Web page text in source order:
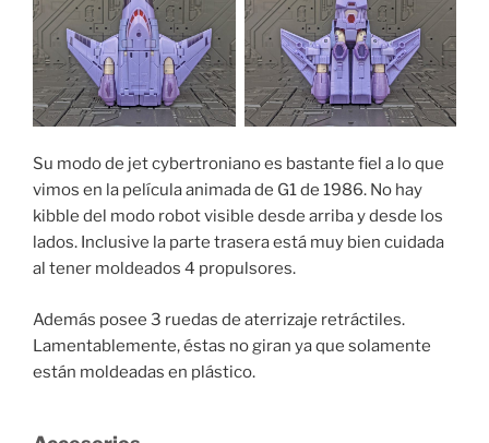
Su modo de jet cybertroniano es bastante fiel a lo que
vimos en la película animada de G1 de 1986. No hay
kibble del modo robot visible desde arriba y desde los
lados. Inclusive la parte trasera está muy bien cuidada
al tener moldeados 4 propulsores.
Además posee 3 ruedas de aterrizaje retráctiles.
Lamentablemente, éstas no giran ya que solamente
están moldeadas en plástico.